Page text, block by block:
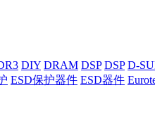
DIY DRAM DSP DSP D-
ESD保护器件 ESD器件